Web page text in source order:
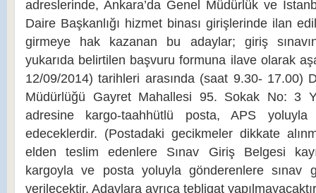
adreslerinde, Ankara’da Genel Müdürlük ve
Daire Başkanlığı hizmet binası girişlerinde ilan
girmeye hak kazanan bu adaylar; giriş
yukarıda belirtilen başvuru formuna ilave olarak
12/09/2014) tarihleri arasında (saat 9.30- 17.00)
Müdürlüğü Gayret Mahallesi 95. Sokak No: 3
adresine kargo-taahhütlü posta, APS
edeceklerdir. (Postadaki gecikmeler dikkate
elden teslim edenlere Sınav Giriş Belgesi
kargoyla ve posta yoluyla gönderenlere sınav
verilecektir. Adaylara ayrıca tebligat